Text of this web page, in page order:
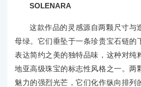
SOLENARA
这款作品的灵感源自两颗尺寸与
母绿。它们垂坠于一条珍贵宝石链的
表达简约之美的独特品味，这种对纯
地亚高级珠宝的标志性风格之一。两
魅力的强烈光芒，它们化作纵向排列